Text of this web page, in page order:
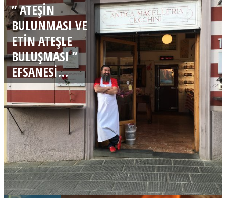
” ATEŞIN
BULUNMASI VE
ETIN ATEŞLE
BULUŞMASI ”
EFSANESI…